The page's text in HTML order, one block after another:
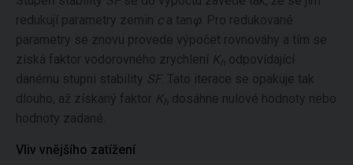
redukují parametry zemin ca tanφ . Pro redukované
parametry se znovu provede výpočet rovnováhy a tím se
získá faktor vodorovného zrychlení Kh odpovídající
danému stupni stability SF . Tato iterace se opakuje tak
dlouho, až získaný faktor Kh dosáhne nulové hodnoty nebo
hodnoty zadané.
Vliv vnějšího zatížení